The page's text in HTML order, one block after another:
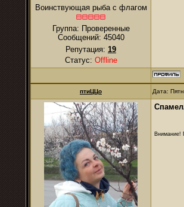
Воинствующая рыба с флагом
Группа: Проверенные
Сообщений: 45040
Репутация: 19
Статус: Offline
птиЦЦо Дата:
Внимание!